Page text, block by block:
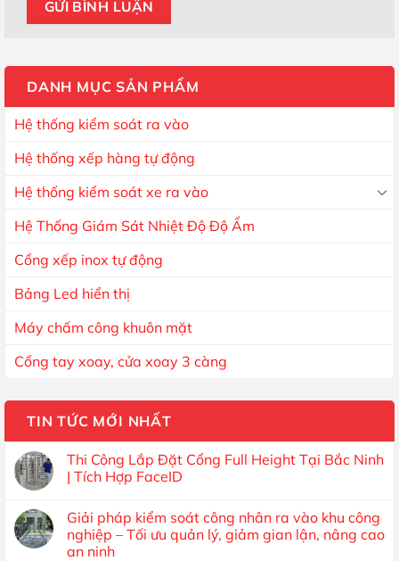
DANH MỤC SẢN PHẨM
Hệ thống kiểm soát ra vào
Hệ thống xếp hàng tự động
Hệ thống kiểm soát xe ra vào
Hệ Thống Giám Sát Nhiệt Độ Độ Ẩm
Cổng xếp inox tự động
Bảng Led hiển thị
Máy chấm công khuôn mặt
Cổng tay xoay, cửa xoay 3 càng
TIN TỨC MỚI NHẤT
Thi Công Lắp Đặt Cổng Full Height Tại Bắc Ninh
| Tích Hợp FaceID
Giải pháp kiểm soát công nhân ra vào khu công
nghiệp – Tối ưu quản lý, giảm gian lận, nâng cao
an ninh